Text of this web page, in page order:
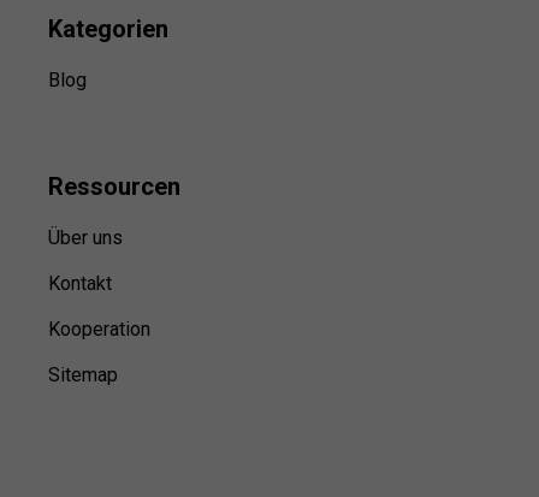
Kategorien
Blog
Ressourcen
Über uns
Kontakt
Kooperation
Sitemap